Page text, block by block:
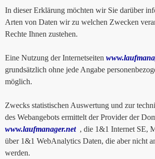
In dieser Erklärung möchten wir Sie darüber
Arten von Daten wir zu welchen Zwecken
Rechte Ihnen zustehen.
Eine Nutzung der Internetseiten
grundsätzlich ohne jede Angabe
möglich.
Zwecks statistischen Auswertung und zur
des Webangebots ermittelt der Provider der
www.laufmanager.net, die 1&1 Internet SE,
über 1&1 WebAnalytics Daten, die aber nicht
werden.